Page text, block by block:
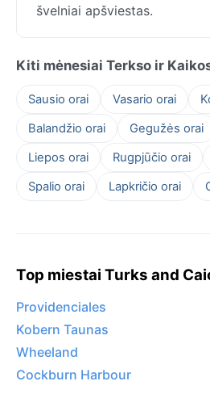
švelniai apšviestas.
Kiti mėnesiai Terkso ir
Sausio orai Vasario orai
Balandžio orai
Gegužės orai
Liepos orai
Rugpjūčio orai
Spalio orai
Lapkričio orai
Top miestai Turks and
Providenciales
Kobern Taunas
Wheeland
Cockburn Harbour